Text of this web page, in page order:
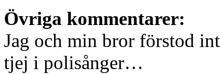
Övriga kommentarer:
Jag och min bror förstod
tjej i polisånger…